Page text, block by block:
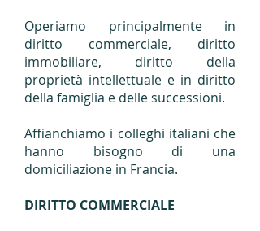
Operiamo principalmente in
diritto commerciale, diritto
immobiliare, diritto della
proprietà intellettuale e in diritto
della famiglia e delle successioni.
Affianchiamo i colleghi italiani che
hanno bisogno di una
domiciliazione in Francia.
DIRITTO COMMERCIALE